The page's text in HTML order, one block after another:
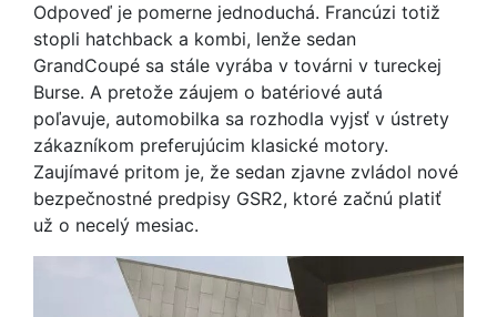
Odpoveď je pomerne jednoduchá. Francúzi totiž
stopli hatchback a kombi, lenže sedan
GrandCoupé sa stále vyrába v továrni v tureckej
Burse. A pretože záujem o batériové autá
poľavuje, automobilka sa rozhodla vyjsť v ústrety
zákazníkom preferujúcim klasické motory.
Zaujímavé pritom je, že sedan zjavne zvládol nové
bezpečnostné predpisy GSR2, ktoré začnú platiť
už o necelý mesiac.